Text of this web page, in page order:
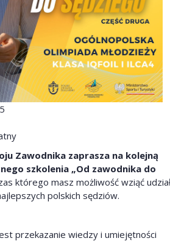
Zawodnika zaprasza na kolejną
szkolenia „Od zawodnika do
którego masz możliwość wziąć
polskich sędziów.
przekazanie wiedzy i umiejętności